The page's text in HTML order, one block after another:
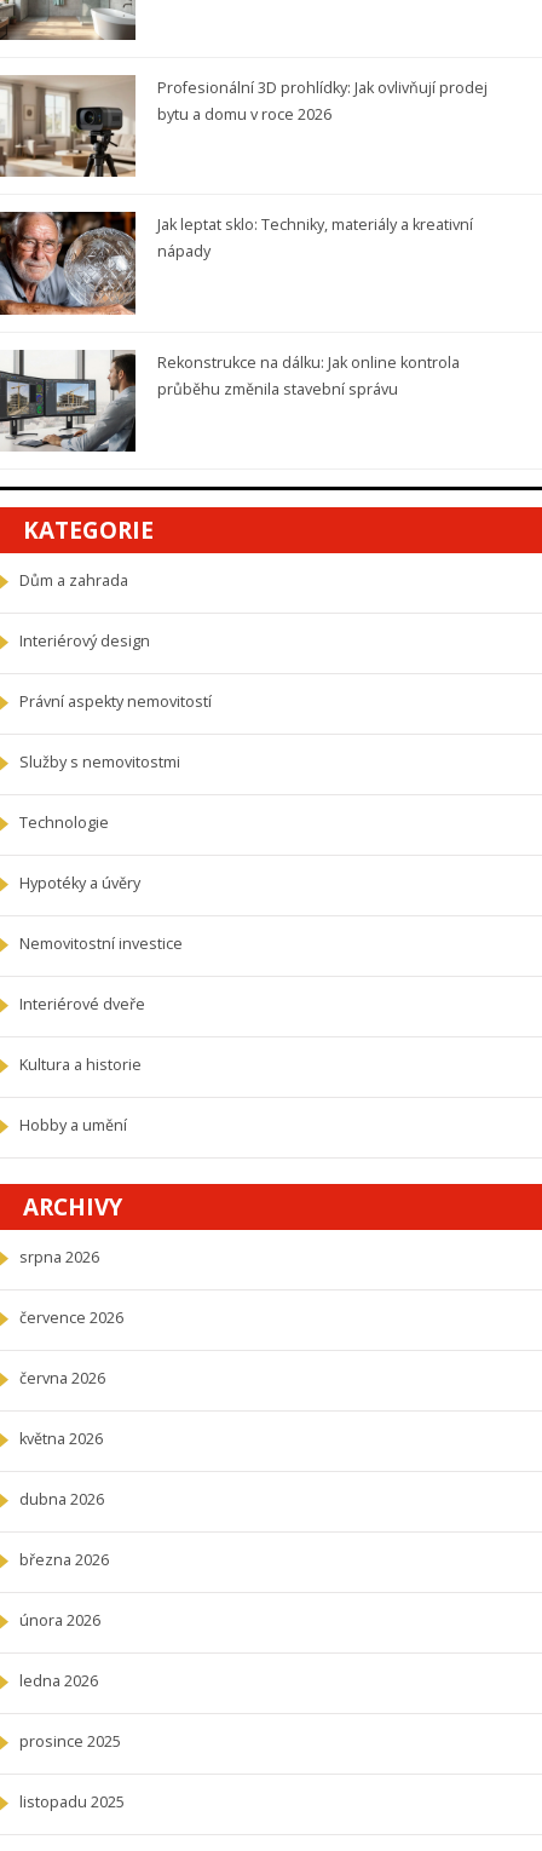
Profesionální 3D prohlídky: Jak ovlivňují prodej
bytu a domu v roce 2026
Jak leptat sklo: Techniky, materiály a kreativní
nápady
Rekonstrukce na dálku: Jak online kontrola
průběhu změnila stavební správu
KATEGORIE
Dům a zahrada
Interiérový design
Právní aspekty nemovitostí
Služby s nemovitostmi
Technologie
Hypotéky a úvěry
Nemovitostní investice
Interiérové dveře
Kultura a historie
Hobby a umění
ARCHIVY
srpna 2026
července 2026
června 2026
května 2026
dubna 2026
března 2026
února 2026
ledna 2026
prosince 2025
listopadu 2025